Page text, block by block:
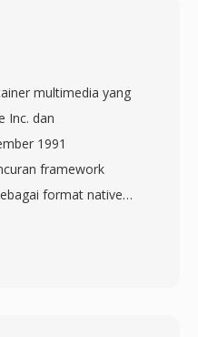
multimedia yang
Inc. dan
1991
framework
format native
banyak konsep